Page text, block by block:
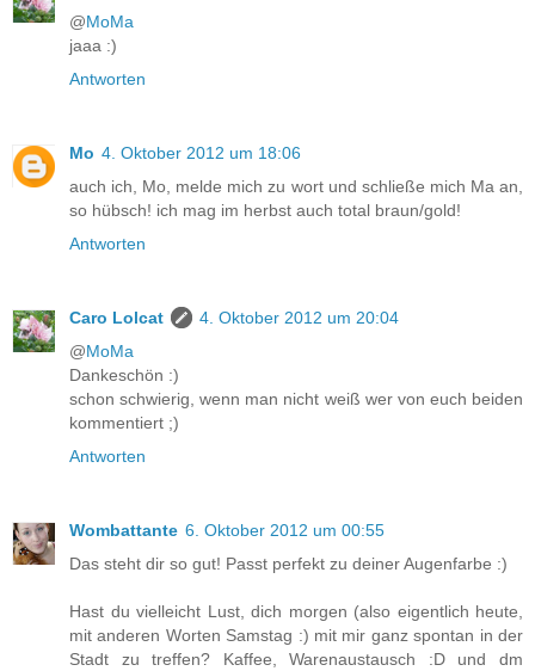
@MoMa
jaaa :)
Antworten
Mo 4. Oktober 2012 um 18:06
auch ich, Mo, melde mich zu wort und schließe mich Ma an,
so hübsch! ich mag im herbst auch total braun/gold!
Antworten
Caro Lolcat
4. Oktober 2012 um 20:04
@MoMa
Dankeschön :)
schon schwierig, wenn man nicht weiß wer von euch beiden
kommentiert ;)
Antworten
Wombattante 6. Oktober 2012 um 00:55
Das steht dir so gut! Passt perfekt zu deiner Augenfarbe :)
Hast du vielleicht Lust, dich morgen (also eigentlich heute,
mit anderen Worten Samstag :) mit mir ganz spontan in der
Stadt zu treffen? Kaffee, Warenaustausch :D und dm